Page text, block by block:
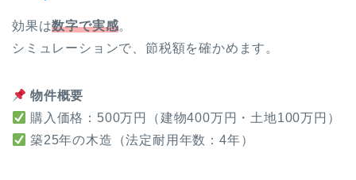
効果は数字で実感。
シミュレーションで、節税額を確かめます。
物件概要
購入価格：500万円（建物400万円・土地100万円）
築25年の木造（法定耐用年数：4年）